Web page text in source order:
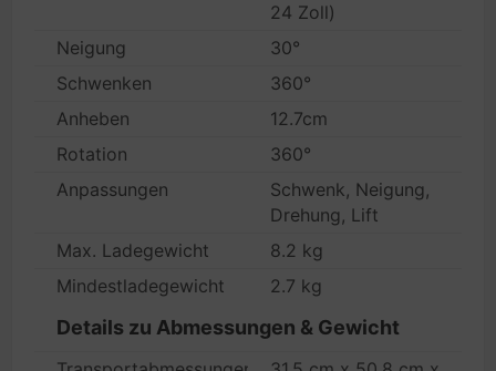
24 Zoll)
Neigung
30°
Schwenken
360°
Anheben
12.7cm
Rotation
360°
Anpassungen
Schwenk, Neigung,
Drehung, Lift
Max. Ladegewicht
8.2 kg
Mindestladegewicht
2.7 kg
Details zu Abmessungen & Gewicht